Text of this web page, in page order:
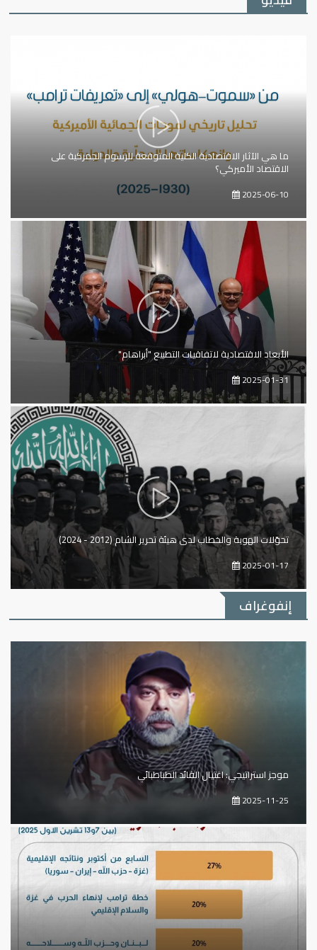
ما هي الآثار الاقتصادية الكلية المتوقعة للرسوم الجمركية على
الاقتصاد الأميركي؟
2025-06-10
الأبعاد الاقتصادية لاتفاقيات التطبيع "أبراهام"
2025-01-31
تحوّلات الهوية والخطاب لدى هيئة تحرير الشام (2012 - 2024)
2025-01-17
إنفوغراف
موجز استراتيجي: اغتيال القائد الطباطبائي
2025-11-25